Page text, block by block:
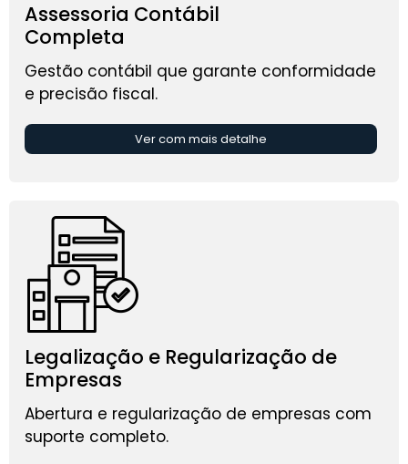
Assessoria Contábil
Completa
Gestão contábil que garante conformidade
e precisão fiscal.
Ver com mais detalhe
Legalização e Regularização de
Empresas
Abertura e regularização de empresas com
suporte completo.